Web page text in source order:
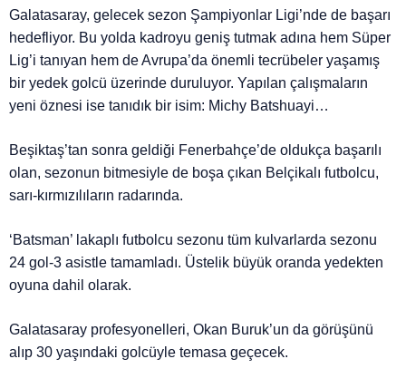
Galatasaray, gelecek sezon Şampiyonlar Ligi’nde de başarı
hedefliyor. Bu yolda kadroyu geniş tutmak adına hem Süper
Lig’i tanıyan hem de Avrupa’da önemli tecrübeler yaşamış
bir yedek golcü üzerinde duruluyor. Yapılan çalışmaların
yeni öznesi ise tanıdık bir isim: Michy Batshuayi…
Beşiktaş’tan sonra geldiği Fenerbahçe’de oldukça başarılı
olan, sezonun bitmesiyle de boşa çıkan Belçikalı futbolcu,
sarı-kırmızılıların radarında.
‘Batsman’ lakaplı futbolcu sezonu tüm kulvarlarda sezonu
24 gol-3 asistle tamamladı. Üstelik büyük oranda yedekten
oyuna dahil olarak.
Galatasaray profesyonelleri, Okan Buruk’un da görüşünü
alıp 30 yaşındaki golcüyle temasa geçecek.